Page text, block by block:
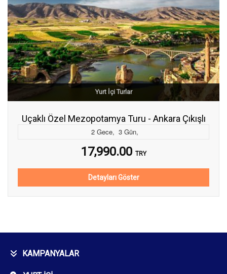
Yurt İçi Turlar
Uçaklı Özel Mezopotamya Turu - Ankara Çıkışlı
2 Gece, 3 Gün,
17,990.00 TRY
Detayları Göster
KAMPANYALAR